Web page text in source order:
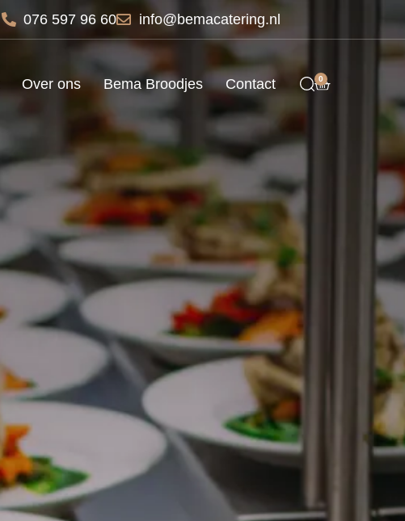
076 597 96 60 info@bemacatering.nl
Over ons Bema Broodjes Contact 0